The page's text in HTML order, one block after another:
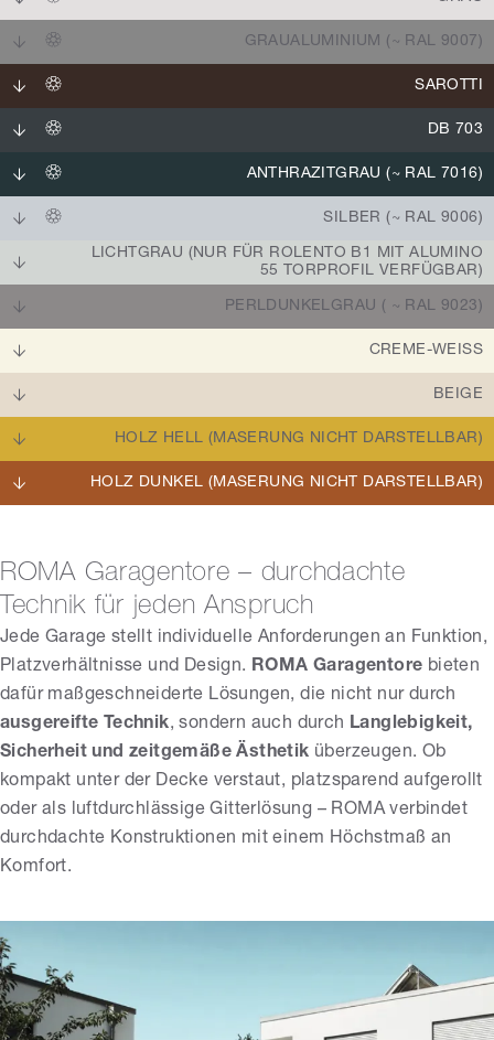
GRAUALUMINIUM (~ RAL 9007)
SAROTTI
DB 703
ANTHRAZITGRAU (~ RAL 7016)
SILBER (~ RAL 9006)
LICHTGRAU (NUR FÜR ROLENTO B1 MIT ALUMINO
55 TORPROFIL VERFÜGBAR)
PERLDUNKELGRAU ( ~ RAL 9023)
CREME-WEISS
BEIGE
HOLZ HELL (MASERUNG NICHT DARSTELLBAR)
HOLZ DUNKEL (MASERUNG NICHT DARSTELLBAR)
ROMA Garagentore – durchdachte
Technik für jeden Anspruch
Jede Garage stellt individuelle Anforderungen an Funktion,
Platzverhältnisse und Design. ROMA Garagentore bieten
dafür maßgeschneiderte Lösungen, die nicht nur durch
ausgereifte Technik, sondern auch durch Langlebigkeit,
Sicherheit und zeitgemäße Ästhetik überzeugen. Ob
kompakt unter der Decke verstaut, platzsparend aufgerollt
oder als luftdurchlässige Gitterlösung – ROMA verbindet
durchdachte Konstruktionen mit einem Höchstmaß an
Komfort.